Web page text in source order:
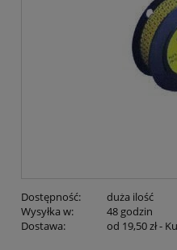
Dostępność:
duża ilość
Wysyłka w:
48 godzin
Dostawa:
od 19,50 zł-
Cena nie zawiera